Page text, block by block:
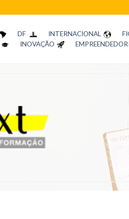
DF INTERNACIONAL
INOVAÇÃO